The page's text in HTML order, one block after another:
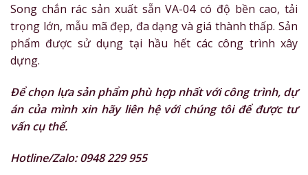
Song chắn rác sản xuất sẵn VA-04 có độ bền cao, tải
trọng lớn, mẫu mã đẹp, đa dạng và giá thành thấp. Sản
phẩm được sử dụng tại hầu hết các công trình xây
dựng.
Để chọn lựa sản phẩm phù hợp nhất với công trình, dự
án của mình xin hãy liên hệ với chúng tôi để được tư
vấn cụ thể.
Hotline/Zalo: 0948 229 955